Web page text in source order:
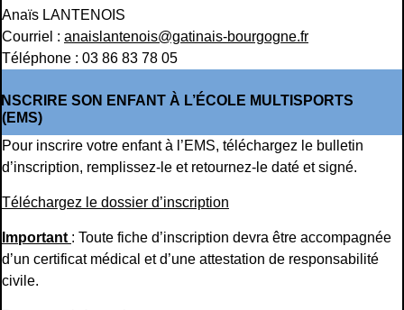
Anaïs LANTENOIS
Courriel : anaislantenois@gatinais-bourgogne.fr
Téléphone : 03 86 83 78 05
SON ENFANT À L’ÉCOLE MULTISPORTS
(EMS)
Pour inscrire votre enfant à l’EMS, téléchargez le bulletin
d’inscription, remplissez-le et retournez-le daté et signé.
Téléchargez le dossier d’inscription
Important : Toute fiche d’inscription devra être accompagnée
d’un certificat médical et d’une attestation de responsabilité
civile.